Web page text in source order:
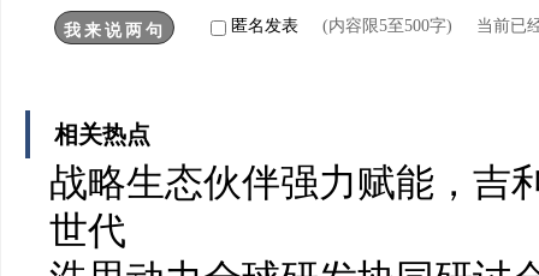
匿名发表 (内容限5至500字) 当前已
相关热点
战略生态伙伴强力赋能，吉
世代